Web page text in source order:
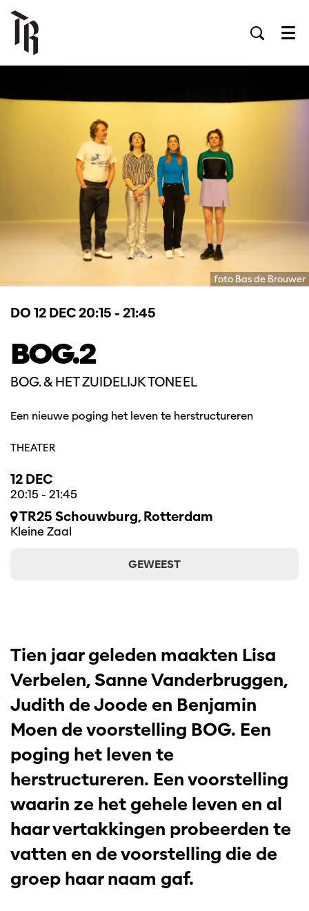
foto Bas de Brouwer
BOG.2
BOG. & HET ZUIDELIJK TONEEL
DO 12 DEC20:15 - 21:45
Een nieuwe poging het leven te herstructureren
THEATER
12 DEC
20:15 - 21:45
TR25 Schouwburg, Rotterdam
Kleine Zaal
GEWEEST
Tien jaar geleden maakten Lisa
Verbelen, Sanne Vanderbruggen,
Judith de Joode en Benjamin
Moen de voorstelling BOG. Een
poging het leven te
herstructureren. Een voorstelling
waarin ze het gehele leven en al
haar vertakkingen probeerden te
vatten en de voorstelling die de
groep haar naam gaf.